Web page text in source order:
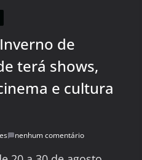
de
terá shows,
e cultura
nenhum comentário